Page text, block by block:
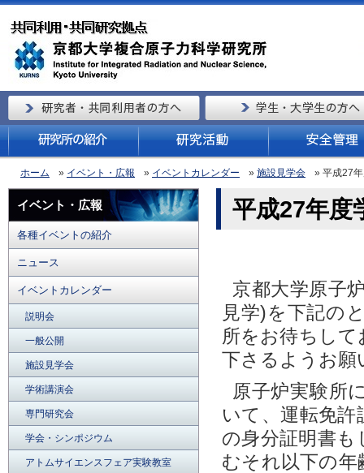
ホーム » イベント・広報 » イベントカレンダー » 施設見学会 » 平成27
イベント・広報
各種イベントの紹介
ニュース
イベントカレンダー
説明会
一般公開
施設見学会
学術講演会
専門研究会
学会・シンポジウム
アトムサイエンスフェア実験教室
平成27年度
京都大学原子
見学)を下記の
所をお待ちし
下さるようお願
原子炉実験所
いて、運転免
の身分証明書も
むそれ以下の年